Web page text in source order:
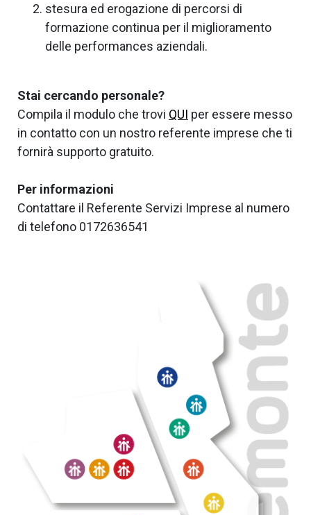
stesura ed erogazione di percorsi di
formazione continua per il miglioramento
delle performances aziendali.
Stai cercando personale?
Compila il modulo che trovi QUI per essere messo
in contatto con un nostro referente imprese che ti
fornirà supporto gratuito.
Per informazioni
Contattare il Referente Servizi Imprese al numero
di telefono 0172636541